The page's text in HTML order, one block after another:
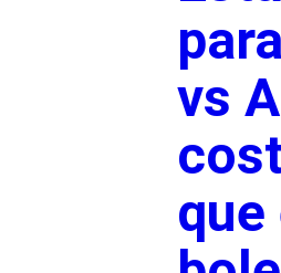
vs
que